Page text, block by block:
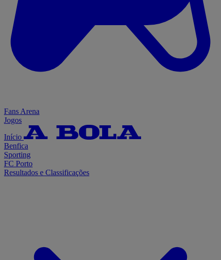
Fans Arena
Jogos
Início
Benfica
Sporting
FC Porto
Resultados e Classificações